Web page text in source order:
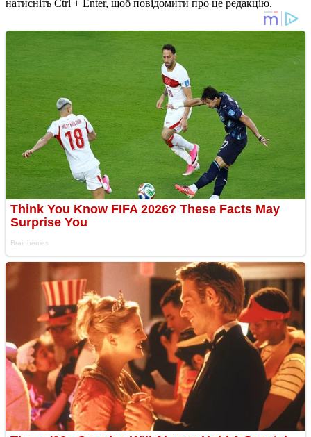
натисніть Ctrl + Enter, щоб повідомити про це редакцію.